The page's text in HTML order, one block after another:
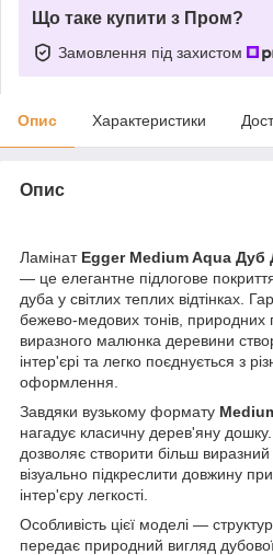
Що таке купити з Пром?
Замовлення під захистом
Опис Характеристики
Опис
Ламінат Egger Medium Aqua Дуб
— це елегантне підлогове
дуба у світлих теплих відтінках.
бежево-медових тонів, природних
виразного малюнка деревини
інтер'єрі та легко поєднується з
оформлення.
Завдяки вузькому формату
нагадує класичну дерев'яну
дозволяє створити більш
візуально підкреслити довжину
інтер'єру легкості.
Особливість цієї моделі —
передає природний вигляд